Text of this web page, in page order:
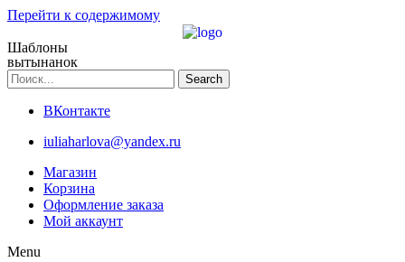
Перейти к содержимому
Шаблоны
вытынанок
Search
ВКонтакте
iuliaharlova@yandex.ru
Магазин
Корзина
Оформление заказа
Мой аккаунт
Menu